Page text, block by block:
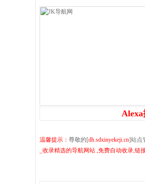
温馨提示： 尊敬的[dh.sdxinyekeji.cn]站点
_收录精选的导航网站 ,免费自动收录,链